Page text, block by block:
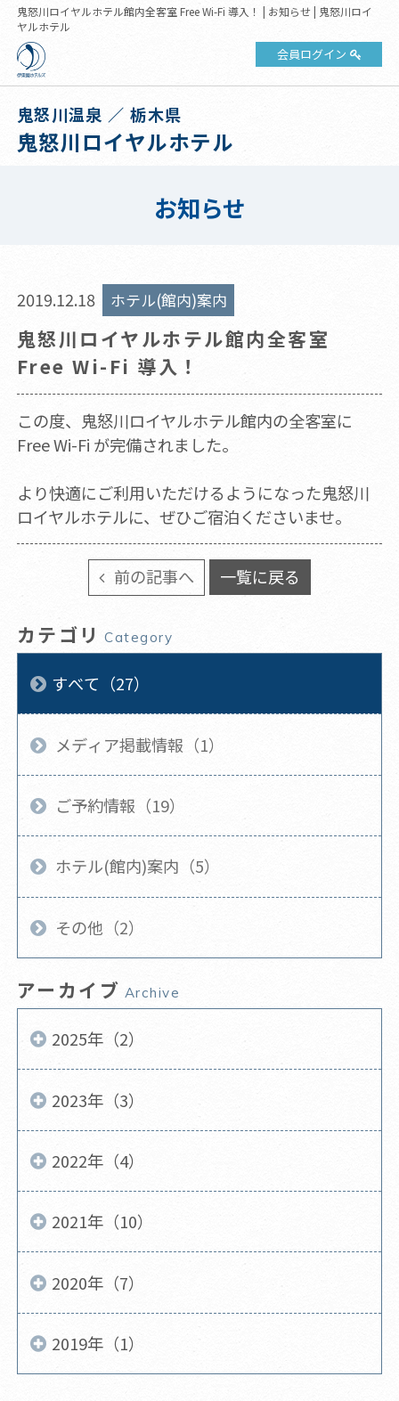
鬼怒川ロイヤルホテル館内全客室 Free Wi-Fi 導入！ | お知らせ | 鬼怒川ロイ
ヤルホテル
会員ログイン
鬼怒川温泉 ／ 栃木県
鬼怒川ロイヤルホテル
お知らせ
2019.12.18 ホテル(館内)案内
鬼怒川ロイヤルホテル館内全客室
Free Wi-Fi 導入！
この度、鬼怒川ロイヤルホテル館内の全客室に
Free Wi-Fi が完備されました。
より快適にご利用いただけるようになった鬼怒川
ロイヤルホテルに、ぜひご宿泊くださいませ。
前の記事へ 一覧に戻る
カテゴリ Category
すべて（27）
メディア掲載情報（1）
ご予約情報（19）
ホテル(館内)案内（5）
その他（2）
アーカイブ Archive
2025年（2）
2023年（3）
2022年（4）
2021年（10）
2020年（7）
2019年（1）